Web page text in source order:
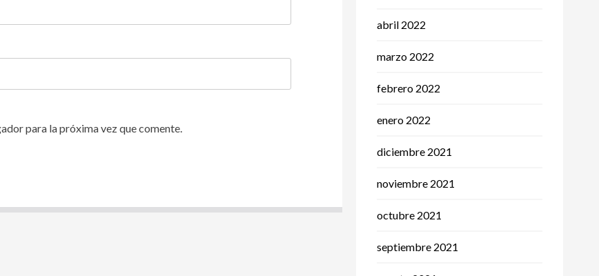
para la próxima vez que comente.
abril 2022
marzo 2022
febrero 2022
enero 2022
diciembre 2021
noviembre 2021
octubre 2021
septiembre 2021